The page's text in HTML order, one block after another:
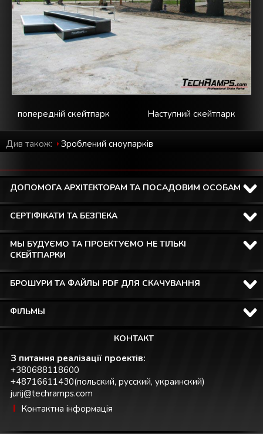
Наступний скейтпарк
попередній скейтпарк
Див також: Зроблений cноупарків
ДОПОМОГА АРХІТЕКТОРАМ ТА ПОСАДОВИМ ОСОБАМ
СЕРТІФІКАТИ ТА БЕЗПЕКА
МЫ БУДУЄМО ТА ПРОЕКТУЄМО НЕ ТІЛЬКІ
СКЕЙТПАРКИ
БРОШУРИ ТА ФАЙЛЫ PDF ДЛЯ СКАЧУВАННЯ
ФІЛЬМЫ
КОНТАКТ
З питання реалізації проектів:
+380688118600
+48716611430(польский, русский, украинский)
jurij@techramps.com
Контактна інформація